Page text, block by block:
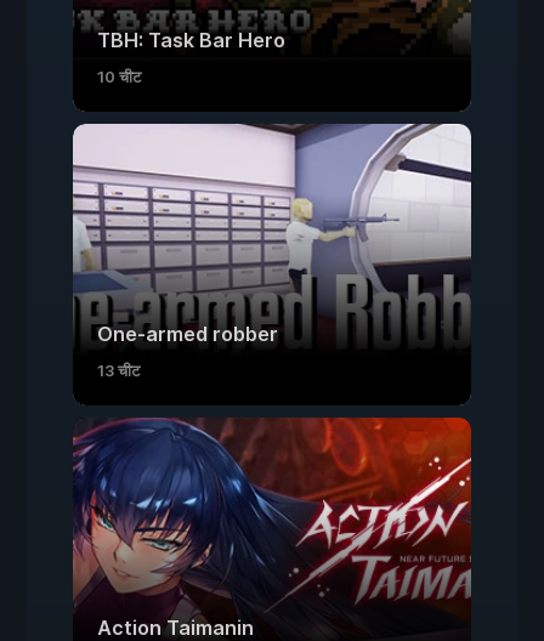
TBH: Task Bar Hero
10 चीट
One-armed robber
13 चीट
Action Taimanin